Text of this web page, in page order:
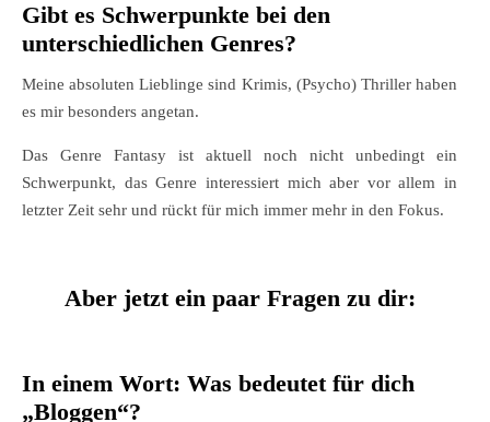
Gibt es Schwerpunkte bei den
unterschiedlichen Genres?
Meine absoluten Lieblinge sind Krimis, (Psycho) Thriller haben
es mir besonders angetan.
Das Genre Fantasy ist aktuell noch nicht unbedingt ein
Schwerpunkt, das Genre interessiert mich aber vor allem in
letzter Zeit sehr und rückt für mich immer mehr in den Fokus.
Aber jetzt ein paar Fragen zu dir:
In einem Wort: Was bedeutet für dich
„Bloggen“?